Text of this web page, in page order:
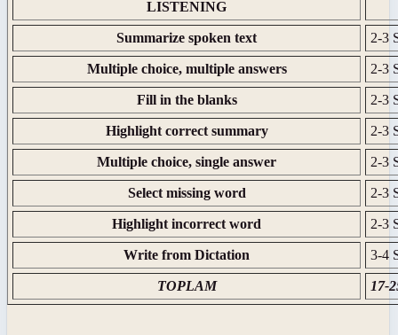
LISTENING
Summarize spoken text 2-3
Multiple choice, multiple answers 2-3
Fill in the blanks 2-3
Highlight correct summary 2-3
Multiple choice, single answer 2-3
Select missing word 2-3
Highlight incorrect word 2-3
Write from Dictation 3-4
TOPLAM 17-